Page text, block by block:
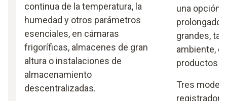
continua de la temperatura, la
humedad y otros parámetros
esenciales, en cámaras
frigoríficas, almacenes de gran
altura o instalaciones de
almacenamiento
descentralizadas.
una opción
prolongado
grandes,
ambiente,
productos
Tres